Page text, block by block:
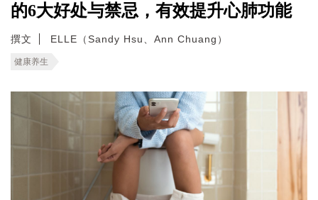
的6大好处与禁忌，有效提升心肺功能
撰文 ELLE（Sandy Hsu、Ann Chuang）
健康养生